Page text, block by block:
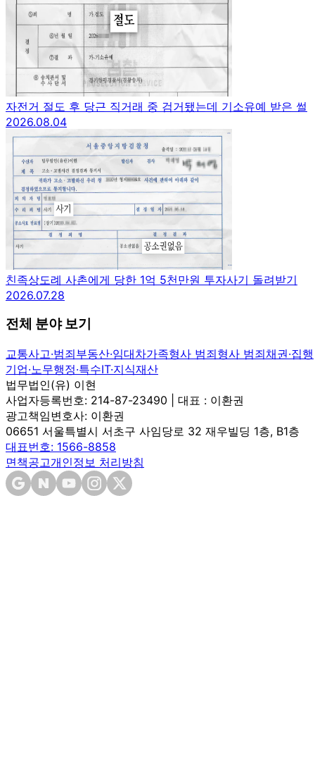
자전거 절도 후 당근 직거래 중 검거됐는데 기소유예 받은 썰
2026.08.04
친족상도례 사촌에게 당한 1억 5천만원 투자사기 돌려받기
2026.07.28
전체 분야 보기
교통사고·범죄부동산·임대차가족형사 범죄형사 범죄채권·집행
기업·노무행정·특수IT·지식재산
법무법인(유) 이현
사업자등록번호: 214-87-23490 | 대표 : 이환권
광고책임변호사: 이환권
06651 서울특별시 서초구 사임당로 32 재우빌딩 1층, B1층
대표번호: 1566-8858
면책공고개인정보 처리방침